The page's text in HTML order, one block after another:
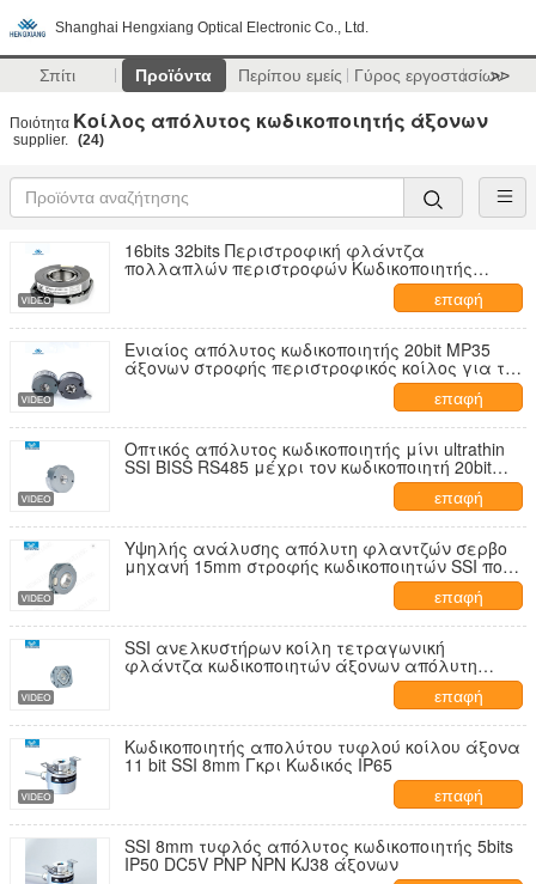
Shanghai Hengxiang Optical Electronic Co., Ltd.
Σπίτι Προϊόντα Περίπου εμείς Γύρος εργοστασίων
>>
Ποιότητα Κοίλος απόλυτος κωδικοποιητής άξονων
supplier. (24)
16bits 32bits Περιστροφική φλάντζα
πολλαπλών περιστροφών Κωδικοποιητής
απολύτου ρομπότ SSI 15mm Hollow MPN55
επαφή
Ενιαίος απόλυτος κωδικοποιητής 20bit MP35
άξονων στροφής περιστροφικός κοίλος για τη
επαφή
Οπτικός απόλυτος κωδικοποιητής μίνι ultrathin
SSI BISS RS485 μέχρι τον κωδικοποιητή 20bit
επαφή
Υψηλής ανάλυσης απόλυτη φλαντζών σερβο
μηχανή 15mm στροφής κωδικοποιητών SSI πολυ
επαφή
SSI ανελκυστήρων κοίλη τετραγωνική
φλάντζα κωδικοποιητών άξονων απόλυτη
μέσω της ακτινωτής παραγωγής τρυπών
επαφή
Κωδικοποιητής απολύτου τυφλού κοίλου άξονα
11 bit SSI 8mm Γκρι Κωδικός IP65
επαφή
SSI 8mm τυφλός απόλυτος κωδικοποιητής 5bits
IP50 DC5V PNP NPN KJ38 άξονων